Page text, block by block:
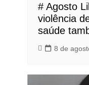
# Agosto
violência
saúde
8 de